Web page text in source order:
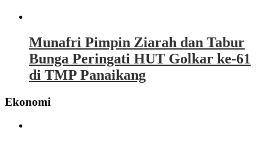
Munafri Pimpin Ziarah dan Tabur
Bunga Peringati HUT Golkar ke-61
di TMP Panaikang
Ekonomi